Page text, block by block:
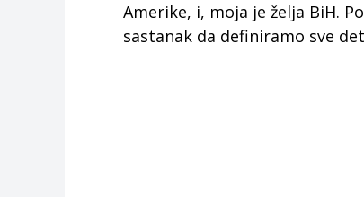
Amerike, i, moja je želja BiH.
sastanak da definiramo sve